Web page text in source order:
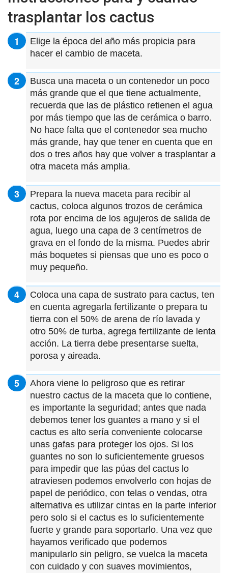
trasplantar los cactus
Elige la época del año más propicia para
hacer el cambio de maceta.
Busca una maceta o un contenedor un poco
más grande que el que tiene actualmente,
recuerda que las de plástico retienen el agua
por más tiempo que las de cerámica o barro.
No hace falta que el contenedor sea mucho
más grande, hay que tener en cuenta que en
dos o tres años hay que volver a trasplantar a
otra maceta más amplia.
Prepara la nueva maceta para recibir al
cactus, coloca algunos trozos de cerámica
rota por encima de los agujeros de salida de
agua, luego una capa de 3 centímetros de
grava en el fondo de la misma. Puedes abrir
más boquetes si piensas que uno es poco o
muy pequeño.
Coloca una capa de sustrato para cactus, ten
en cuenta agregarla fertilizante o prepara tu
tierra con el 50% de arena de río lavada y
otro 50% de turba, agrega fertilizante de lenta
acción. La tierra debe presentarse suelta,
porosa y aireada.
Ahora viene lo peligroso que es retirar
nuestro cactus de la maceta que lo contiene,
es importante la seguridad; antes que nada
debemos tener los guantes a mano y si el
cactus es alto sería conveniente colocarse
unas gafas para proteger los ojos. Si los
guantes no son lo suficientemente gruesos
para impedir que las púas del cactus lo
atraviesen podemos envolverlo con hojas de
papel de periódico, con telas o vendas, otra
alternativa es utilizar cintas en la parte inferior
pero solo si el cactus es lo suficientemente
fuerte y grande para soportarlo. Una vez que
hayamos verificado que podemos
manipularlo sin peligro, se vuelca la maceta
con cuidado y con suaves movimientos,